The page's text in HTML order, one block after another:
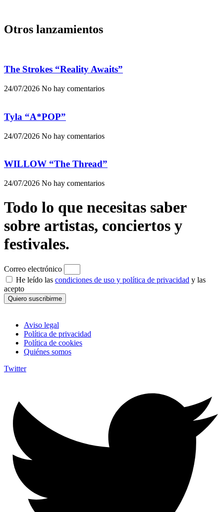
Otros lanzamientos
The Strokes “Reality Awaits”
24/07/2026 No hay comentarios
Tyla “A*POP”
24/07/2026 No hay comentarios
WILLOW “The Thread”
24/07/2026 No hay comentarios
Todo lo que necesitas saber
sobre artistas, conciertos y
festivales.
Correo electrónico
He leído las condiciones de uso y política de privacidad y las
acepto
Quiero suscribirme
Aviso legal
Política de privacidad
Política de cookies
Quiénes somos
Twitter